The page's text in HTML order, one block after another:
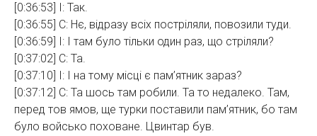
[0:36:53] І: Так.
[0:36:55] С: Нє, відразу всіх постріляли, повозили туди.
[0:36:59] І: І там було тільки один раз, що стріляли?
[0:37:02] С: Та.
[0:37:10] І: І на тому місці є пам’ятник зараз?
[0:37:12] С: Та шось там робили. Та то недалеко. Там,
перед тов ямов, ще турки поставили пам’ятник, бо там
було войсько поховане. Цвинтар був.